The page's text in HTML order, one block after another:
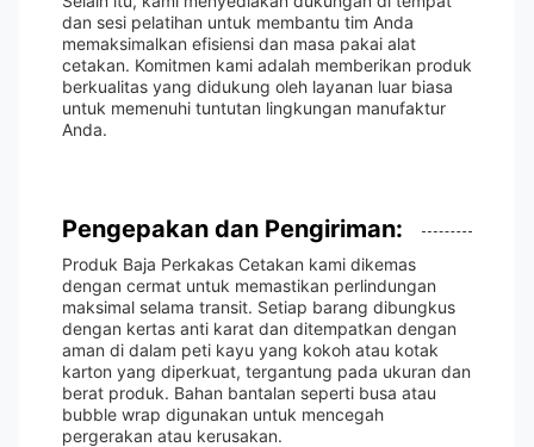
dan sesi pelatihan untuk membantu tim Anda
memaksimalkan efisiensi dan masa pakai alat
cetakan. Komitmen kami adalah memberikan produk
berkualitas yang didukung oleh layanan luar biasa
untuk memenuhi tuntutan lingkungan manufaktur
Anda.
Pengepakan dan Pengiriman:
Produk Baja Perkakas Cetakan kami dikemas
dengan cermat untuk memastikan perlindungan
maksimal selama transit. Setiap barang dibungkus
dengan kertas anti karat dan ditempatkan dengan
aman di dalam peti kayu yang kokoh atau kotak
karton yang diperkuat, tergantung pada ukuran dan
berat produk. Bahan bantalan seperti busa atau
bubble wrap digunakan untuk mencegah
pergerakan atau kerusakan.